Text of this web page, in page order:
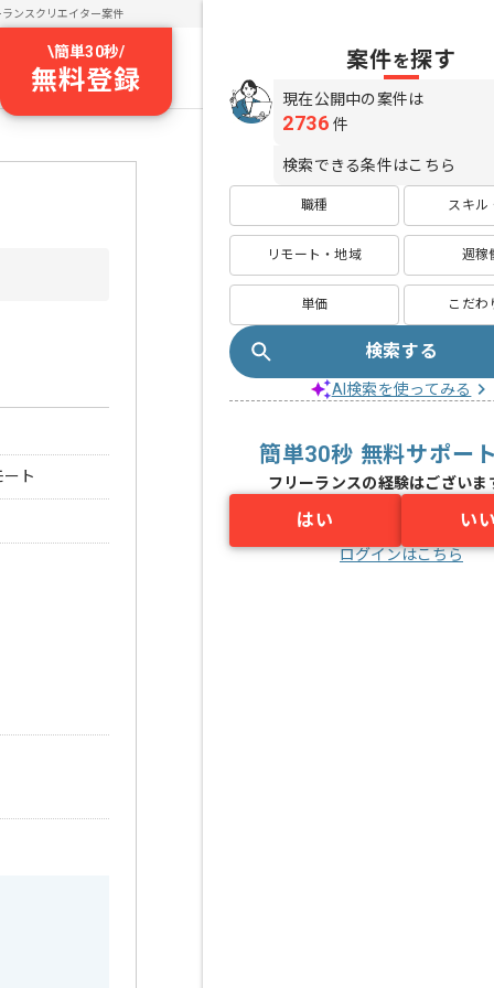
ランスクリエイター案件
\簡単30秒/
無料登録
ト
案件を探す
現在公開中の案件は
2736 件
検索できる条件はこちら
職種 スキル
リモート・地域 週稼
単価 こだわ
検索する
AI検索を使ってみる
簡単30秒 無料サポー
フリーランスの経験はございま
はい い
ログインはこちら